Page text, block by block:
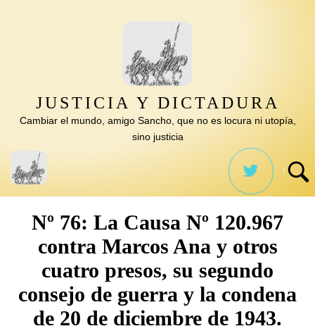
JUSTICIA Y DICTADURA
Cambiar el mundo, amigo Sancho, que no es locura ni utopía,
sino justicia
Nº 76: La Causa Nº 120.967
contra Marcos Ana y otros
cuatro presos, su segundo
consejo de guerra y la condena
de 20 de diciembre de 1943.